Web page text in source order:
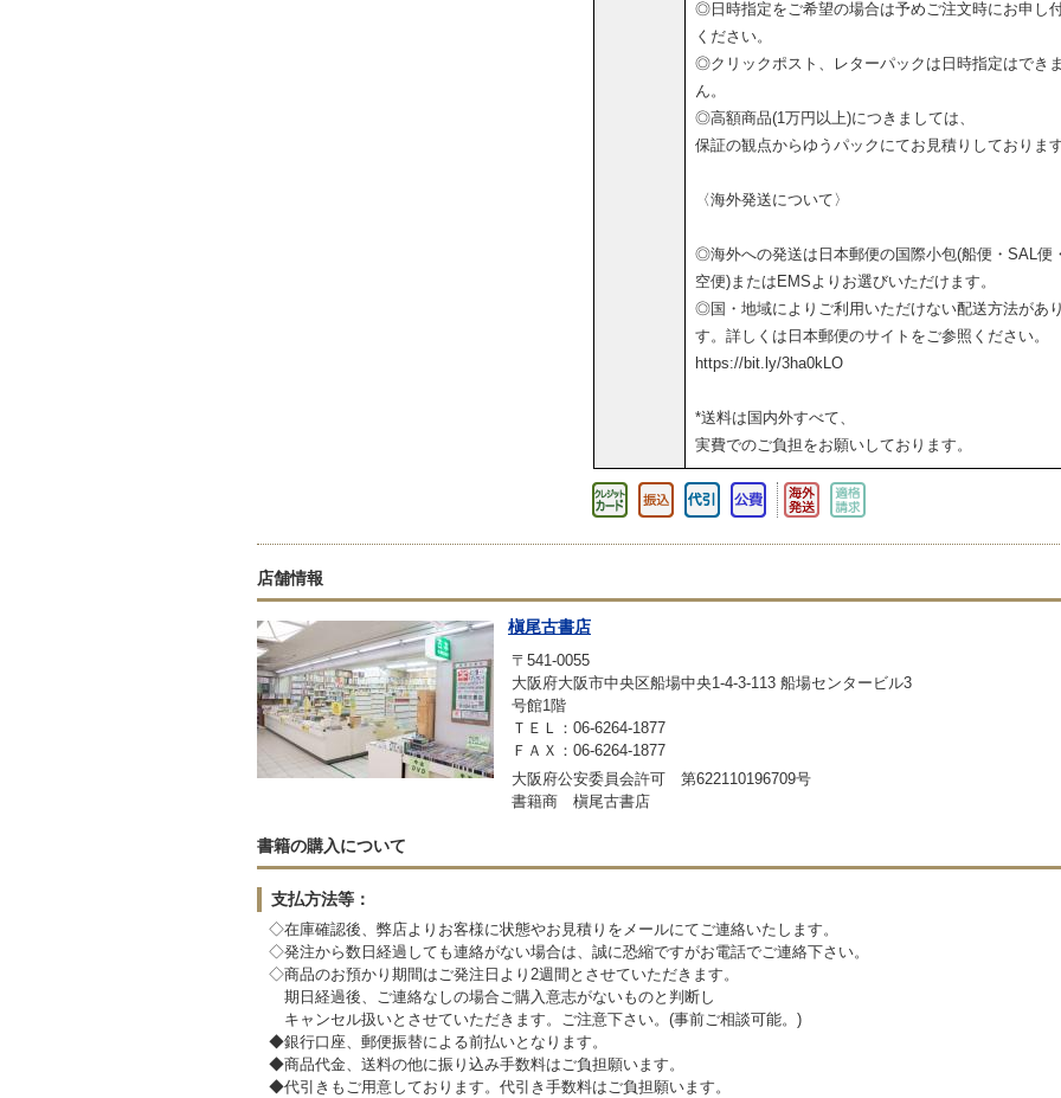
◎日時指定をご希望の場合は予めご注文時にお申し
ください。
◎クリックポスト、レターパックは日時指定はでき
ん。
◎高額商品(1万円以上)につきましては、
保証の観点からゆうパックにてお見積りしておりま
〈海外発送について〉
◎海外への発送は日本郵便の国際小包(船便・SAL便
空便)またはEMSよりお選びいただけます。
◎国・地域によりご利用いただけない配送方法があ
す。詳しくは日本郵便のサイトをご参照ください。
https://bit.ly/3ha0kLO
*送料は国内外すべて、
実費でのご負担をお願いしております。
店舗情報
槇尾古書店
〒541-0055
大阪府大阪市中央区船場中央1-4-3-113 船場センタービル3
号館1階
ＴＥＬ：06-6264-1877
ＦＡＸ：06-6264-1877
大阪府公安委員会許可 第622110196709号
書籍商 槇尾古書店
書籍の購入について
支払方法等：
◇在庫確認後、弊店よりお客様に状態やお見積りをメールにてご連絡いたします。
◇発注から数日経過しても連絡がない場合は、誠に恐縮ですがお電話でご連絡下さい。
◇商品のお預かり期間はご発注日より2週間とさせていただきます。
期日経過後、ご連絡なしの場合ご購入意志がないものと判断し
キャンセル扱いとさせていただきます。ご注意下さい。(事前ご相談可能。)
◆銀行口座、郵便振替による前払いとなります。
◆商品代金、送料の他に振り込み手数料はご負担願います。
◆代引きもご用意しております。代引き手数料はご負担願います。